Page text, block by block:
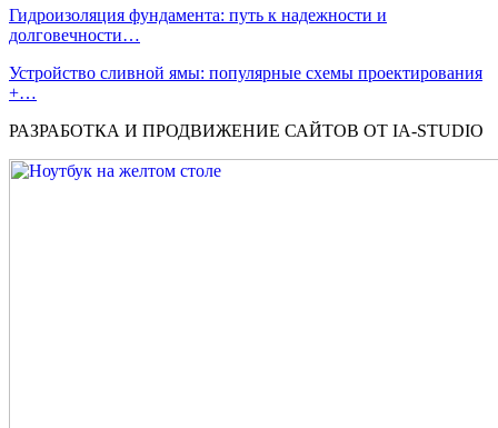
Гидроизоляция фундамента: путь к надежности и
долговечности…
Устройство сливной ямы: популярные схемы проектирования
+…
РАЗРАБОТКА И ПРОДВИЖЕНИЕ САЙТОВ ОТ IA-STUDIO